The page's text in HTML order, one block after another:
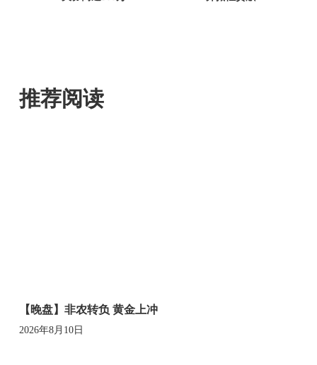
推荐阅读
【晚盘】非农转负 黄金上冲
2026年8月10日